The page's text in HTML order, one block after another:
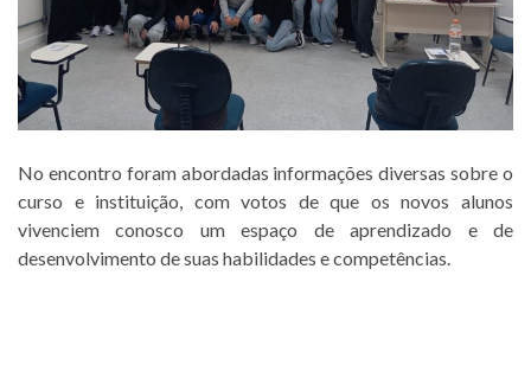
No encontro foram abordadas informações diversas sobre o
curso e instituição, com votos de que os novos alunos
vivenciem conosco um espaço de aprendizado e de
desenvolvimento de suas habilidades e competências.